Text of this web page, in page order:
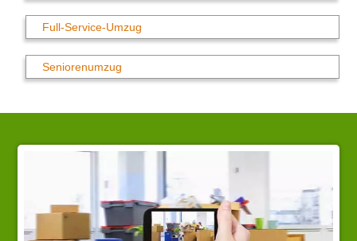
Full-Service-Umzug
Seniorenumzug